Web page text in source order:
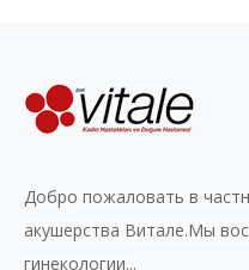
Добро пожаловать в
акушерства Витале.Мы
гинекологии...